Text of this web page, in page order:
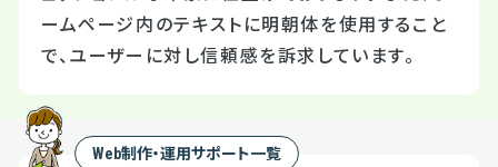
ームページ内のテキストに明朝体を使用すること
で、ユーザーに対し信頼感を訴求しています。
Web制作・運用サポート一覧